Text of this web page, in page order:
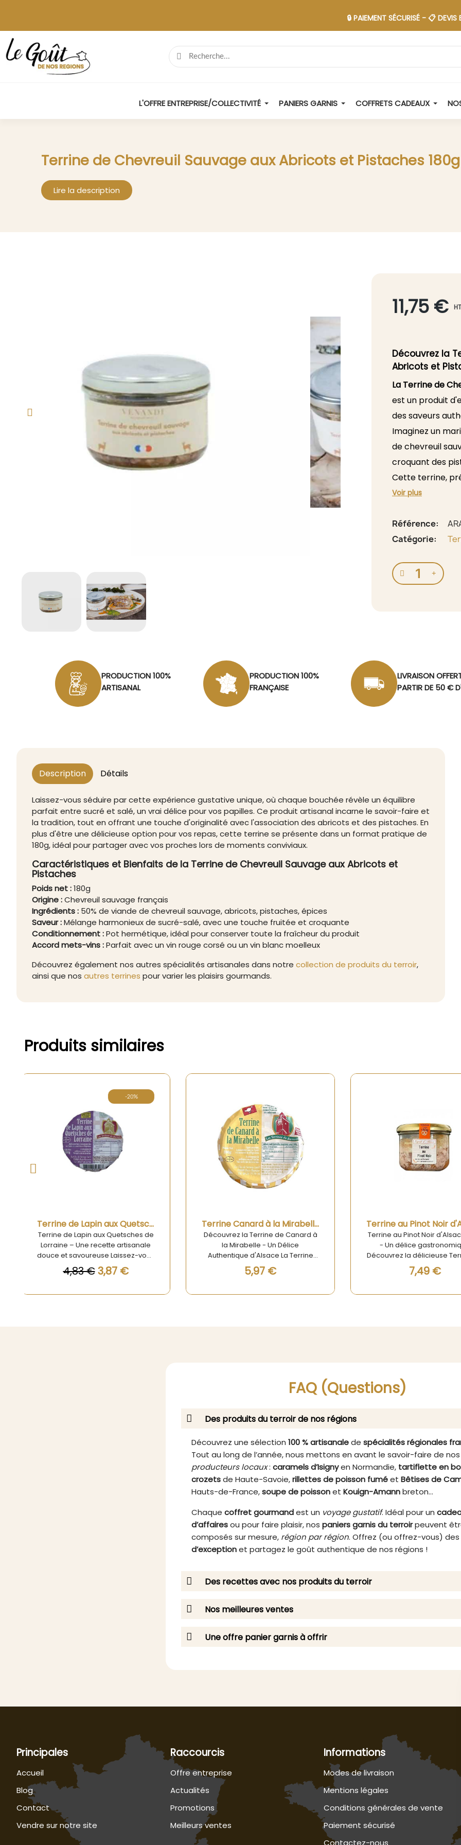
🔒 PAIEMENT SÉCURISÉ - 📋 DEVIS EN 48H -
L'OFFRE ENTREPRISE/COLLECTIVITÉ PANIERS GARNIS COFFRETS CADEAUX
Terrine de Chevreuil Sauvage aux Abricots et Pistaches 180g
Lire la description
11,75 € HT
Découvrez la
Abricots et
La Terrine de
est un produit
des saveurs
Imaginez un
de chevreuil
croquant des
Cette terrine,
choix idéal pour
nutritives**
ou pour un
Voir plus
Référence
Catégorie
PRODUCTION 100%
ARTISANAL
PRODUCTION 100%
FRANÇAISE
LIVRAISON
PARTIR DE 50 €
Description Détails
Laissez-vous séduire par cette expérience gustative unique, où chaque bouchée révèle un équilibre
parfait entre sucré et salé, un vrai délice pour vos papilles. Ce produit artisanal incarne le savoir-faire et
la tradition, tout en offrant une touche d'originalité avec l'association des abricots et des pistaches. En
plus d'être une délicieuse option pour vos repas, cette terrine se présente dans un format pratique de
180g, idéal pour partager avec vos proches lors de moments conviviaux.
Caractéristiques et Bienfaits de la Terrine de Chevreuil Sauvage aux Abricots et
Pistaches
Poids net :180g
Origine :Chevreuil sauvage français
Ingrédients : 50% de viande de chevreuil sauvage, abricots, pistaches, épices
Saveur :Mélange harmonieux de sucré-salé, avec une touche fruitée et croquante
Conditionnement :Pot hermétique, idéal pour conserver toute la fraîcheur du produit
Accord mets-vins :Parfait avec un vin rouge corsé ou un vin blanc moelleux
Découvrez également nos autres spécialités artisanales dans notre collection de produits du terroir,
ainsi que nos autres terrines pour varier les plaisirs gourmands.
Produits similaires
Aperçu rapide Terrine Canard à la Mirabelle 100g
Découvrez la Terrine de Canard à
la Mirabelle - Un Délice
Authentique d'Alsace La Terrine
Canard à la Mirabelle 100g des
Terrines du Barrois est une
culinaire au cœur de l'Alsace.
5,97 €
Aperçu rapide Terrine au Pinot Noir d'Alsace 180g
Terrine au Pinot Noir d'Alsace 180g
- Un délice gastronomique
Découvrez la délicieuse Terrine au
Pinot Noir d'Alsace 180g - une
véritable œuvre d'art
vos papilles avec chaque
rendre vos moments de partage
7,49 €
Aperçu rapide
Découvrez la Terrine du
Brocciu AOP et Menthe :
Voyage Gustatif en Corse
dans l'univers envoûtant
gastronomie corse avec la
Ce produit d'exception,
immédiatement les
5,21 € 4,17 €
FAQ (Questions)
Des produits du terroir de nos régions
Découvrez une sélection 100 % artisanalede spécialités régionales
Tout au long de l’année, nous mettons en avant le savoir-faire de nos
producteurs locaux: caramels d’Isignyen Normandie, tartiflette en
crozetsde Haute-Savoie,rillettes de poisson fuméet Bêtises de
Hauts-de-France,soupe de poissonet Kouign-Amannbreton…
Chaque coffret gourmandest un voyage gustatif. Idéal pour un
d’affairesou pour faire plaisir, nos paniers garnis du terroirpeuvent
composés sur mesure, région par région. Offrez (ou offrez-vous) des
d’exceptionet partagez le goût authentique de nos régions !
Des recettes avec nos produits du terroir
Nos meilleures ventes
Une offre panier garnis à offrir
Principales
Accueil
Blog
Contact
Vendre sur notre site
Raccourcis
Offre entreprise
Actualités
Promotions
Meilleurs ventes
Informations
Modes de livraison
Mentions légales
Conditions générales de vente
Paiement sécurisé
Contactez-nous